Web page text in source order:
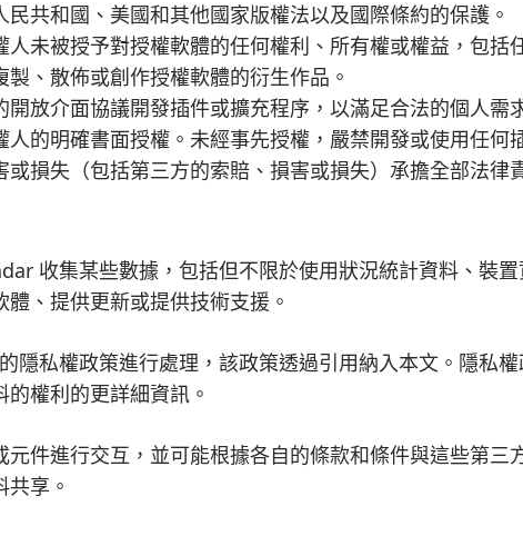
共和國、美國和其他國家版權法以及國際條約的保護。
未被授予對授權軟體的任何權利、所有權或權益，包括
、散佈或創作授權軟體的衍生作品。
放介面協議開發插件或擴充程序，以滿足合法的個人需
人的明確書面授權。未經事先授權，嚴禁開發或使用任何
損失（包括第三方的索賠、損害或損失）承擔全部法律
收集某些數據，包括但不限於使用狀況統計資料、裝
、提供更新或提供技術支援。
隱私權政策進行處理，該政策透過引用納入本文。隱私
權利的更詳細資訊。
件進行交互，並可能根據各自的條款和條件與這些第三
享。